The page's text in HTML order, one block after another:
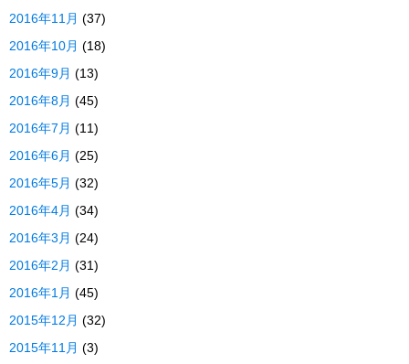
2016年11月 (37)
2016年10月 (18)
2016年9月 (13)
2016年8月 (45)
2016年7月 (11)
2016年6月 (25)
2016年5月 (32)
2016年4月 (34)
2016年3月 (24)
2016年2月 (31)
2016年1月 (45)
2015年12月 (32)
2015年11月 (3)